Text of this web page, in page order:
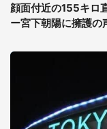
顔面付近の155キロ
ー宮下朝陽に擁護の